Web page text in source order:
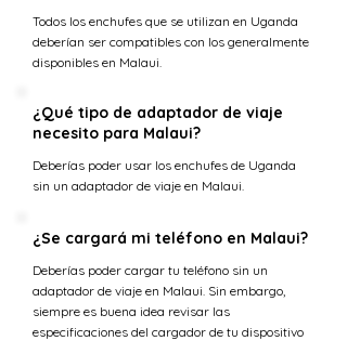
Todos los enchufes que se utilizan en Uganda
deberían ser compatibles con los generalmente
disponibles en Malaui.
¿Qué tipo de adaptador de viaje
necesito para Malaui?
Deberías poder usar los enchufes de Uganda
sin un adaptador de viaje en Malaui.
¿Se cargará mi teléfono en Malaui?
Deberías poder cargar tu teléfono sin un
adaptador de viaje en Malaui. Sin embargo,
siempre es buena idea revisar las
especificaciones del cargador de tu dispositivo